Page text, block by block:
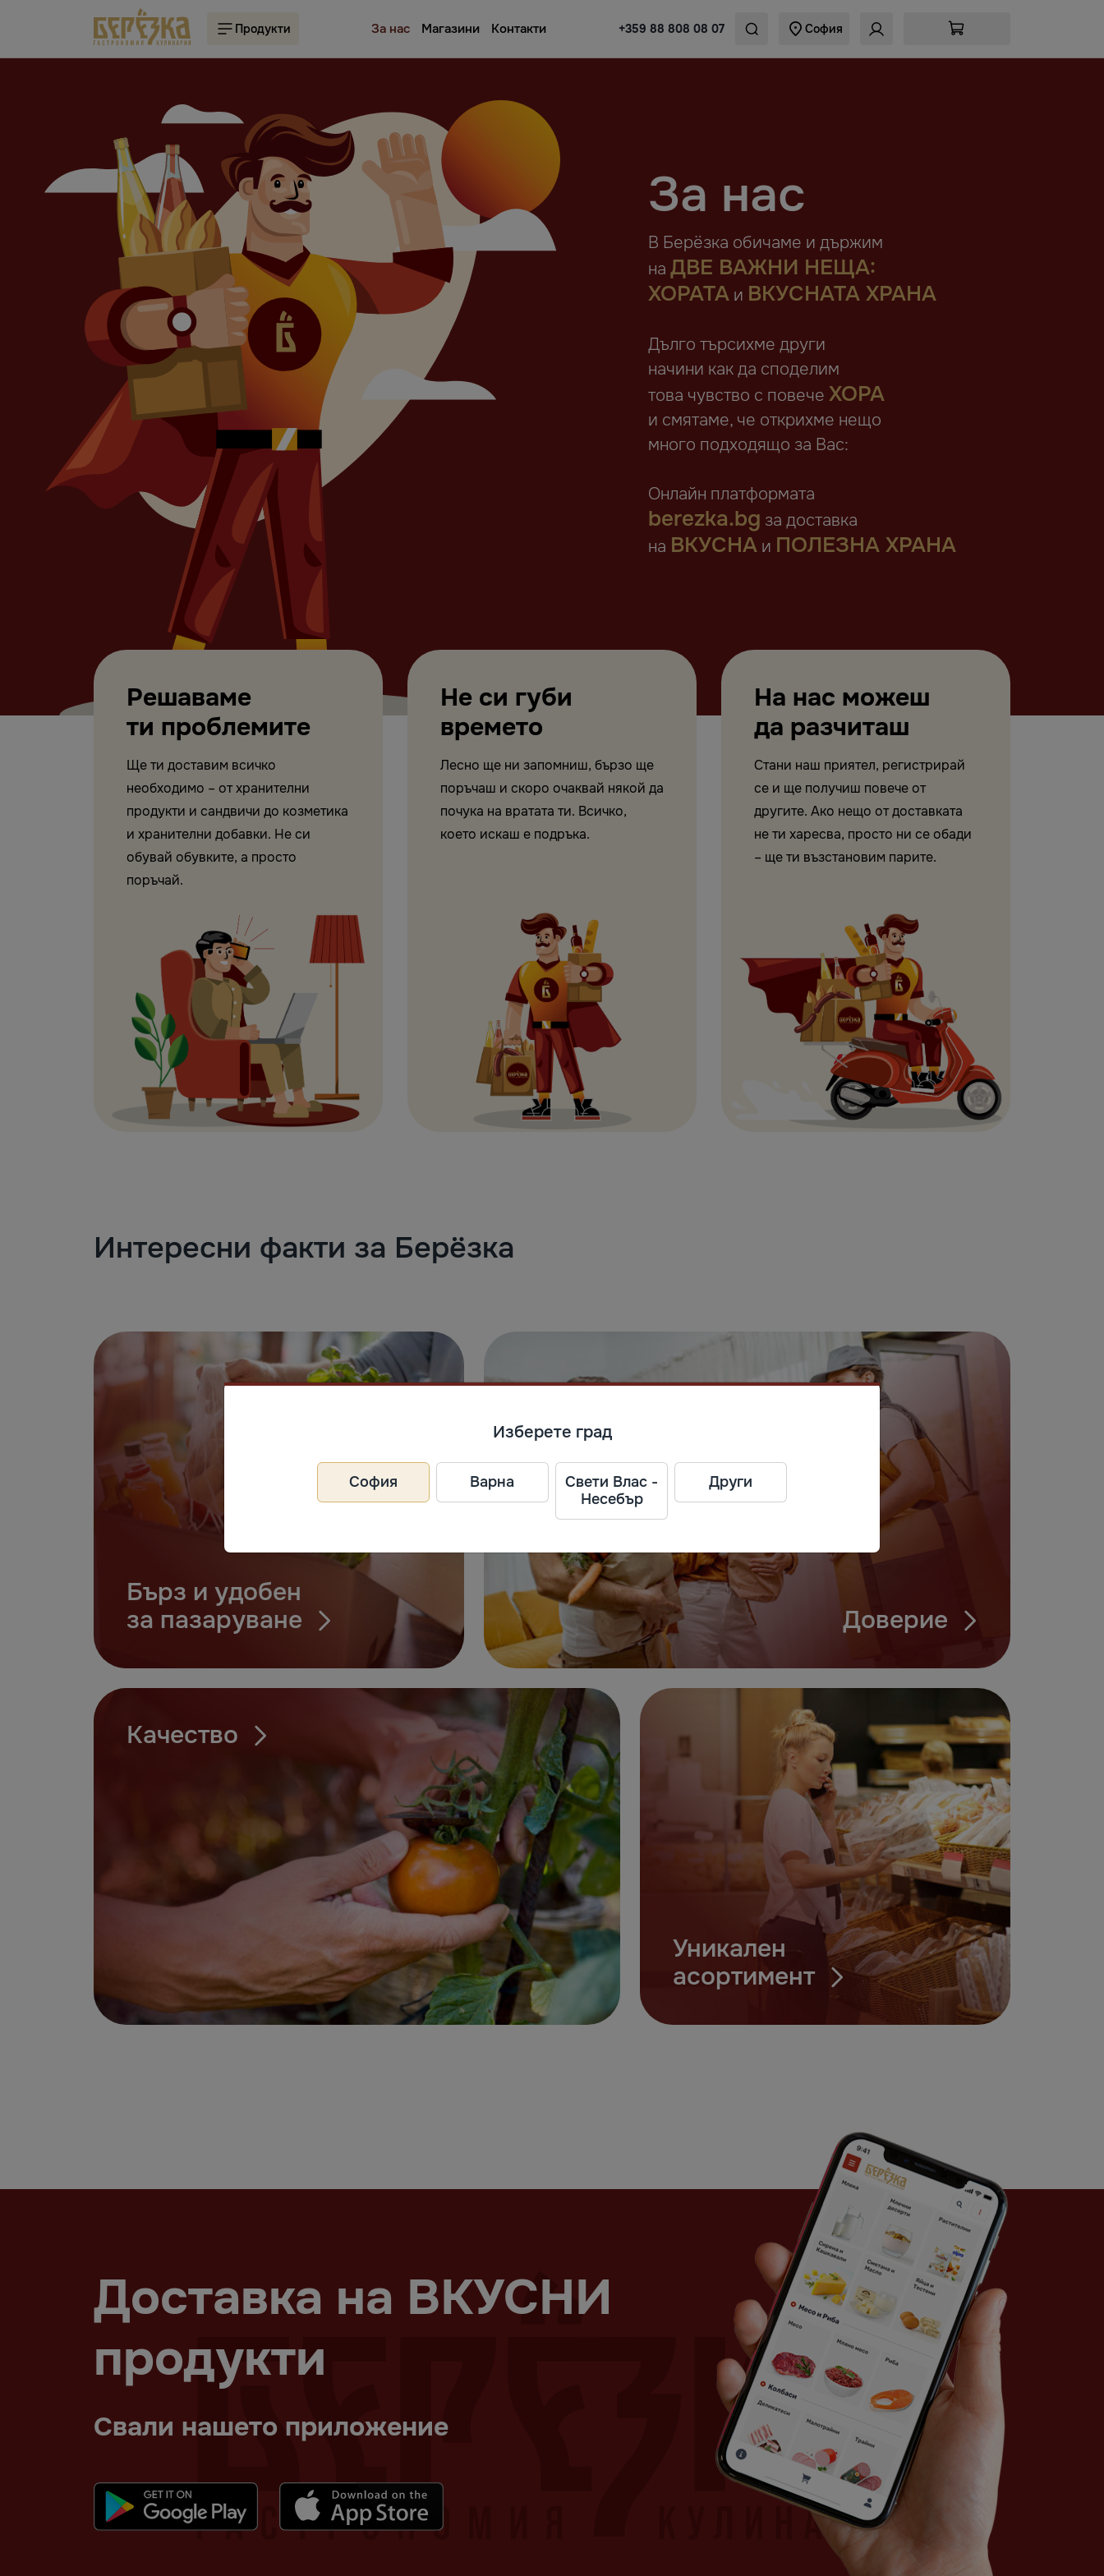
Продукти За нас Магазини Контакти +359 88 808 08 07 София
За нас
В Берёзка обичаме и държим
наДВЕ ВАЖНИ НЕЩА:
ХОРАТА и ВКУСНАТА ХРАНА
Дълго търсихме други
начини как да споделим
това чувство с повечеХОРА
и смятаме, че открихме нещо
много подходящо за Вас:
Онлайн платформата
berezka.bg за доставка
на ВКУСНА и ПОЛЕЗНА ХРАНА
Решаваме
ти проблемите
Ще ти доставим всичко
необходимо – от хранителни
продукти и сандвичи до козметика
и хранителни добавки. Не си
обувай обувките, а просто
поръчай.
Не си губи
времето
Лесно ще ни запомниш, бързо ще
поръчаш и скоро очаквай някой да
почука на вратата ти. Всичко,
което искаш е подръка.
На нас можеш
да разчиташ
Стани наш приятел, регистрирай
се и ще получиш повече от
другите. Ако нещо от доставката
не ти харесва, просто ни се обади
– ще ти възстановим парите.
Интересни факти за Берёзка
Бърз и удобен
за пазаруване
Доверие
Качество
Уникален
асортимент
Доставка на ВКУСНИ
продукти
Свали нашето приложение
Изберете град
София Варна
Свети Влас -
Несебър
Други